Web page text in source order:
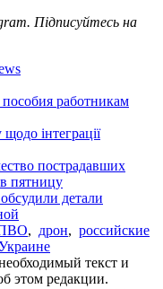
Підписуйтесь на
работникам
інтеграції
пострадавших
пятницу
детали
, дрон, российские
текст и
этом редакции.